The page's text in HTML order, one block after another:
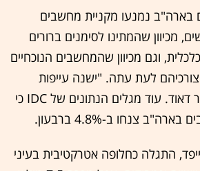
בארה"ב נמנעו מקניית מחשבים
מכיוון שהמתינו לסימנים ברורים
וגם מכיוון שהמחשבים הנוכחיים
לעת עתה. "ישנה עייפות
בשוק הצרכני", הסביר דאוד. עוד מגלים הנתונים של IDC כי
צנחו ב-4.8% ברבעון.
התגלה כחלופה אטרקטיבית בעיני